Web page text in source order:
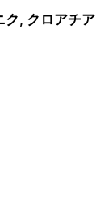
ク, クロアチア